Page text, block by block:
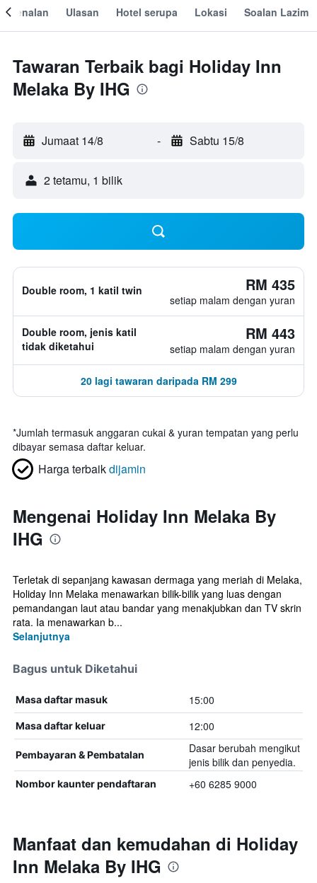
Ulasan Hotel serupa Lokasi Soalan Lazim
Tawaran Terbaik bagi Holiday Inn
Melaka By IHG
Jumaat 14/8 - Sabtu 15/8
2 tetamu, 1 bilik
Double room, 1 katil twin RM 435
setiap malam dengan yuran
Double room, jenis katil
tidak diketahui
RM 443
setiap malam dengan yuran
20 lagi tawaran daripada RM 299
*Jumlah termasuk anggaran cukai & yuran tempatan yang perlu
dibayar semasa daftar keluar.
Harga terbaikdijamin
Mengenai Holiday Inn Melaka By
IHG
Terletak di sepanjang kawasan dermaga yang meriah di Melaka,
Holiday Inn Melaka menawarkan bilik-bilik yang luas dengan
pemandangan laut atau bandar yang menakjubkan dan TV skrin
rata. Ia menawarkan b...
Selanjutnya
Bagus untuk Diketahui
Masa daftar masuk 15:00
Masa daftar keluar 12:00
Pembayaran & Pembatalan
Dasar berubah mengikut
jenis bilik dan penyedia.
Nombor kaunter pendaftaran +60 6285 9000
Manfaat dan kemudahan di Holiday
Inn Melaka By IHG